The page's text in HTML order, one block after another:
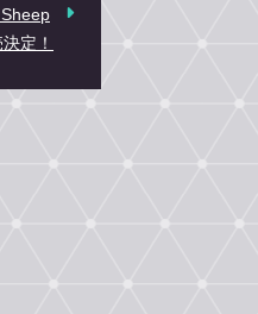
Sheep
定！